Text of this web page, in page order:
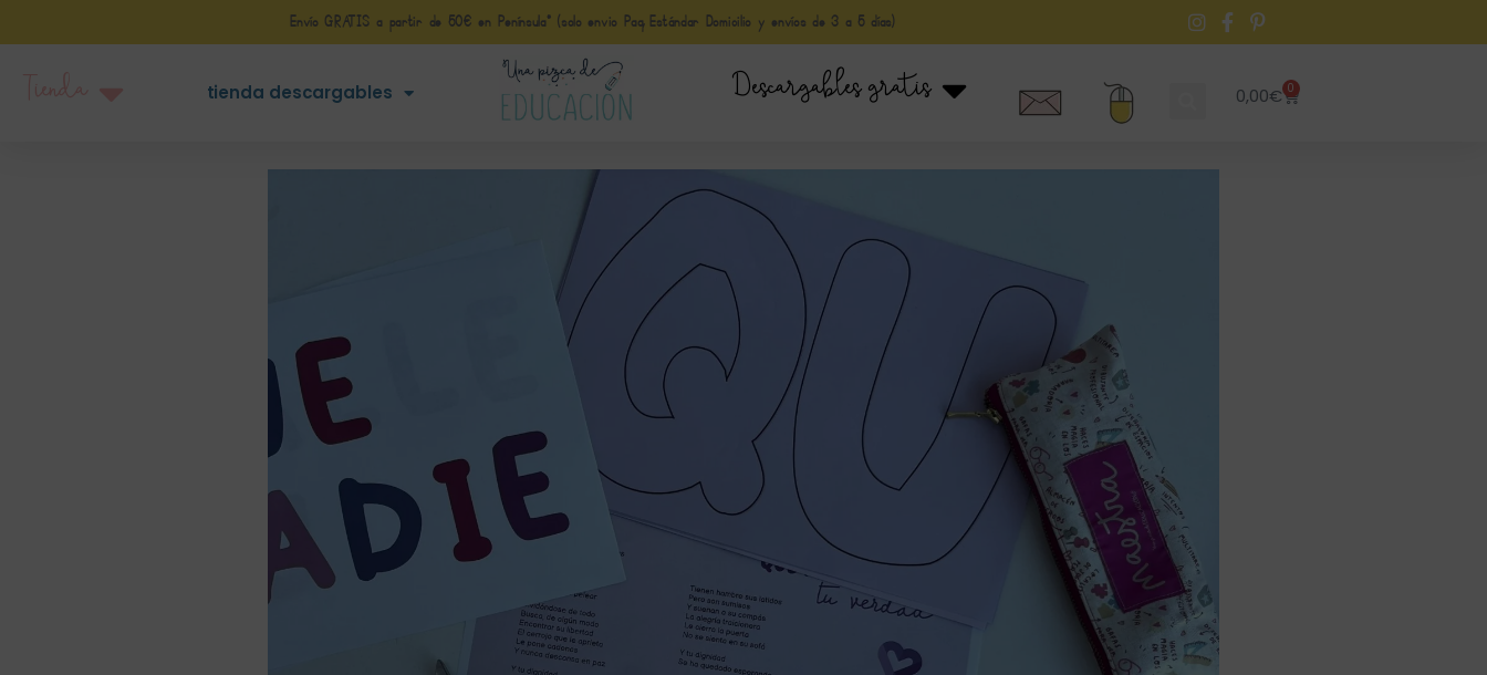
Envío GRATIS a partir de 50€ en Península* (solo envio Paq Estándar Domicilio y envíos de 3 a 5 días)
tienda descargables Descargables gratis 0,00€ 0